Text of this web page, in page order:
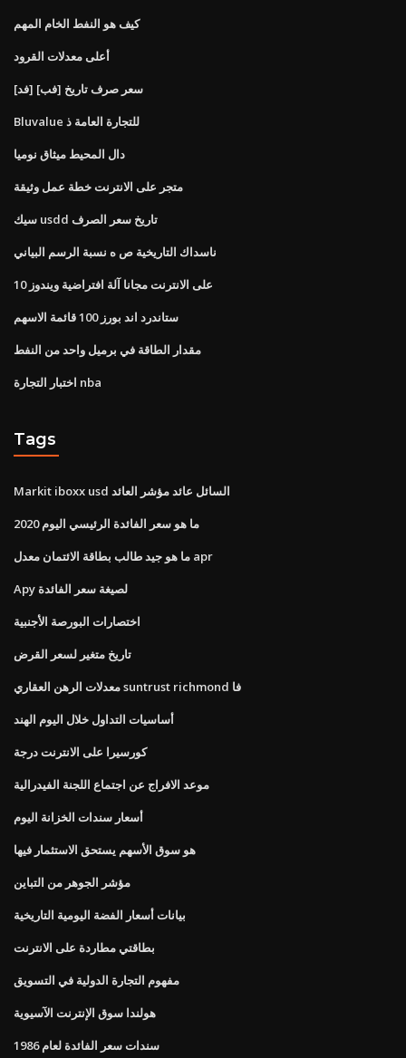
كيف هو النفط الخام المهم
أعلى معدلات القرود
[فد] [فب] سعر صرف تاريخ
Bluvalue للتجارة العامة ذ
دال المحيط ميثاق نوميا
متجر على الانترنت خطة عمل وثيقة
سيك usdd تاريخ سعر الصرف
ناسداك التاريخية ص ه نسبة الرسم البياني
على الانترنت مجانا آلة افتراضية ويندوز 10
ستاندرد اند بورز 100 قائمة الاسهم
مقدار الطاقة في برميل واحد من النفط
اختبار التجارة nba
Tags
Markit iboxx usd السائل عائد مؤشر العائد
ما هو سعر الفائدة الرئيسي اليوم 2020
ما هو جيد طالب بطاقة الائتمان معدل apr
Apy لصيغة سعر الفائدة
اختصارات البورصة الأجنبية
تاريخ متغير لسعر القرض
معدلات الرهن العقاري suntrust richmond فا
أساسيات التداول خلال اليوم الهند
كورسيرا على الانترنت درجة
موعد الافراج عن اجتماع اللجنة الفيدرالية
أسعار سندات الخزانة اليوم
هو سوق الأسهم يستحق الاستثمار فيها
مؤشر الجوهر من التباين
بيانات أسعار الفضة اليومية التاريخية
بطاقتي مطاردة على الانترنت
مفهوم التجارة الدولية في التسويق
هولندا سوق الإنترنت الآسيوية
سندات سعر الفائدة لعام 1986